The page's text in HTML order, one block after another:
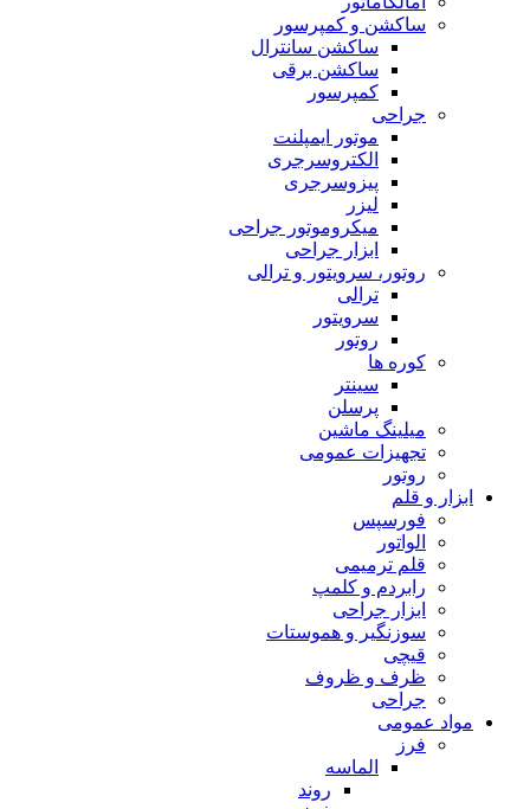
ساکشن و کمپرسور
ساکشن سانترال
ساکشن برقی
کمپرسور
جراحی
موتور ایمپلنت
الکتروسرجری
پیزوسرجری
لیزر
میکروموتور جراحی
ابزار جراحی
روتور، سرویتور و ترالی
ترالی
سرویتور
روتور
کوره ها
سینتر
پرسلن
میلینگ ماشین
تجهیزات عمومی
روتور
ابزار و قلم
فورسپس
الواتور
قلم ترمیمی
رابردم و کلمپ
ابزار جراحی
سوزنگیر و هموستات
قیچی
ظرف و ظروف
جراحی
مواد عمومی
فرز
الماسه
روند